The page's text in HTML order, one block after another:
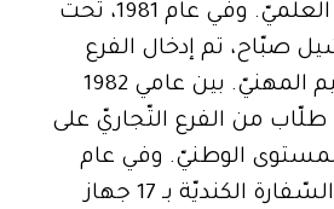
أوّل دفعة من الفرع العلميّ. وفي عام 1981، تحت
صبّاح، تم إدخال الفرع
التّجاريّ لتعزيز التّعليم المهنيّ. بين عامي 1982
طلّاب من الفرع التّجاريّ على
الوطنيّ. وفي عام
1992، بدعم من تبرّع السّفارة الكنديّة بـ 17 جهاز